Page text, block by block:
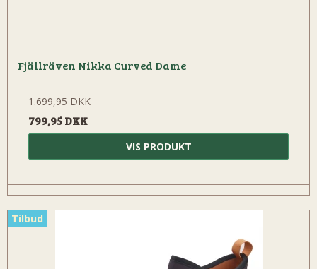
Fjällräven Nikka Curved Dame
1.699,95 DKK
799,95 DKK
VIS PRODUKT
Tilbud